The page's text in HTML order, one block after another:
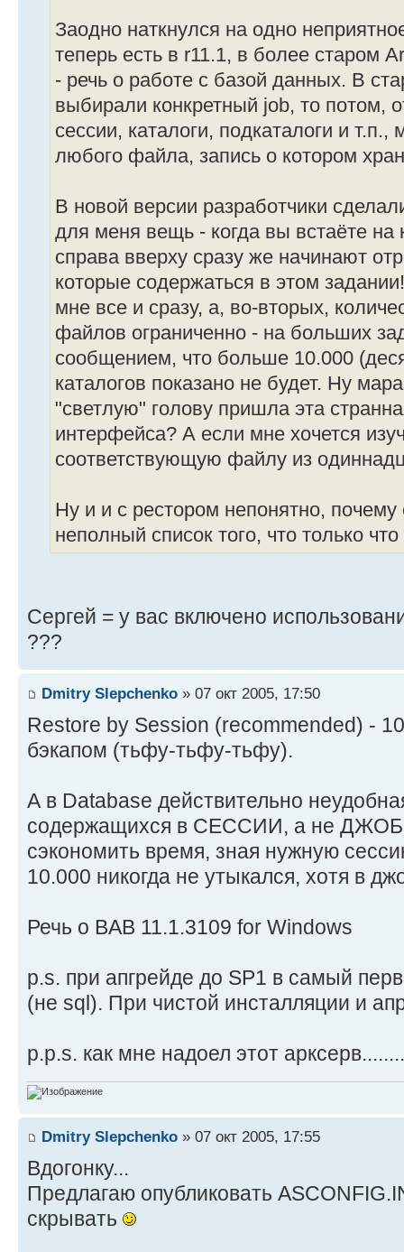
Заодно наткнулся на одно
теперь есть в r11.1, в более старом
- речь о работе с базой данных. В
выбирали конкретный job, то потом,
сессии, каталоги, подкаталоги и
любого файла, запись о котором
В новой версии разработчики
для меня вещь - когда вы встаёте на
справа вверху сразу же начинают
которые содержаться в этом
мне все и сразу, а, во-вторых,
файлов ограниченно - на больших
сообщением, что больше 10.000
каталогов показано не будет. Ну
"светлую" голову пришла эта
интерфейса? А если мне хочется
соответствующую файлу из
Ну и и с рестором непонятно,
неполный список того, что только
Сергей = у вас включено
???
Dmitry Slepchenko » 07 окт 2005, 17:50
Restore by Session (recommended) -
бэкапом (тьфу-тьфу-тьфу).
А в Database действительно
содержащихся в СЕССИИ, а не
сэкономить время, зная нужную
10.000 никогда не утыкался, хотя в
Речь о BAB 11.1.3109 for Windows
p.s. при апгрейде до SP1 в самый
(не sql). При чистой инсталляции и
p.p.s. как мне надоел этот
Dmitry Slepchenko » 07 окт 2005, 17:55
Вдогонку...
Предлагаю опубликовать
скрывать